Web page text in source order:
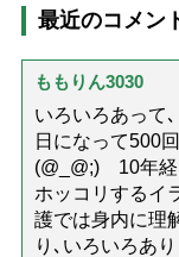
最近のコメン
ももりん3030
いろいろあって
日になって500
(@_@;) 10年
ホッコリする
護では身内に理
り､いろいろあ